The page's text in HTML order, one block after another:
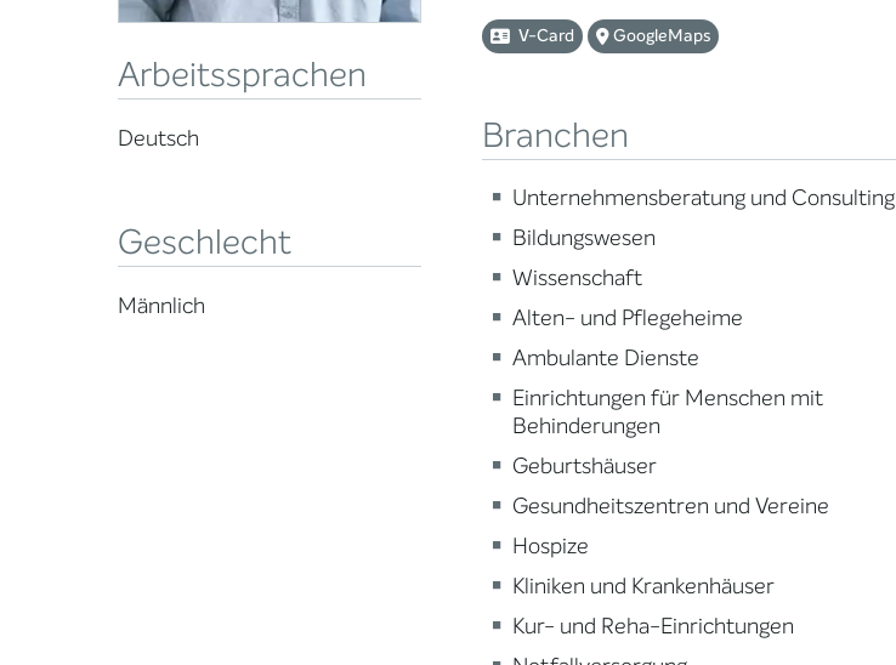
Arbeitssprachen
Deutsch
Geschlecht
Männlich
V-Card GoogleMaps
Branchen
Unternehmensberatung und Consulting
Bildungswesen
Wissenschaft
Alten- und Pflegeheime
Ambulante Dienste
Einrichtungen für Menschen mit
Behinderungen
Geburtshäuser
Gesundheitszentren und Vereine
Hospize
Kliniken und Krankenhäuser
Kur- und Reha-Einrichtungen